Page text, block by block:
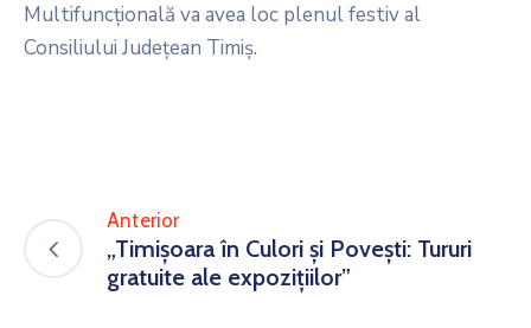
Multifuncțională va avea loc plenul festiv al
Consiliului Județean Timiș.
Anterior
„Timișoara în Culori și Povești: Tururi
gratuite ale expozițiilor”